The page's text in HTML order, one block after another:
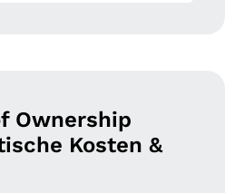
Ownership
Kosten &